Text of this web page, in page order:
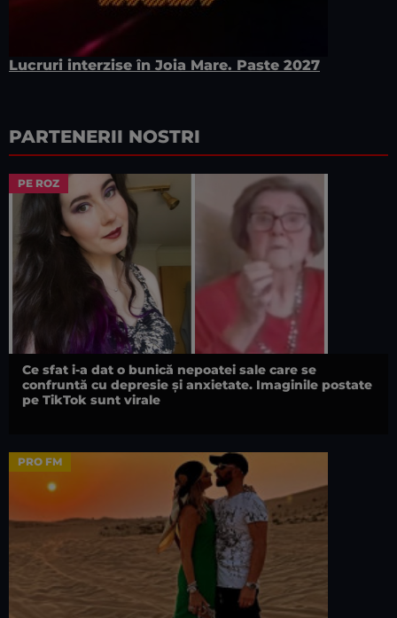
Lucruri interzise în Joia Mare. Paste 2027
PARTENERII NOSTRI
PE ROZ
Ce sfat i-a dat o bunică nepoatei sale care se
confruntă cu depresie și anxietate. Imaginile postate
pe TikTok sunt virale
PRO FM